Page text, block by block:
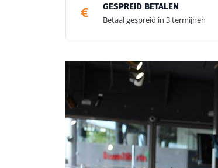
GESPREID BETALEN
Betaal gespreid in 3 termijnen